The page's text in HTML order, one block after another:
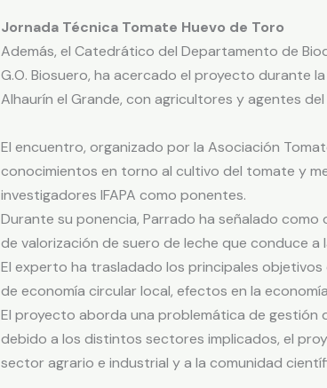
Jornada Técnica Tomate Huevo de Toro
Además, el Catedrático del Departamento de
G.O. Biosuero, ha acercado el proyecto durante
Alhaurín el Grande, con agricultores y agentes
El encuentro, organizado por la Asociación
conocimientos en torno al cultivo del tomate y
investigadores IFAPA como ponentes.
Durante su ponencia, Parrado ha señalado
de valorización de suero de leche que conduce
El experto ha trasladado los principales
de economía circular local, efectos en la
El proyecto aborda una problemática de gestión
debido a los distintos sectores implicados, el
sector agrario e industrial y a la comunidad